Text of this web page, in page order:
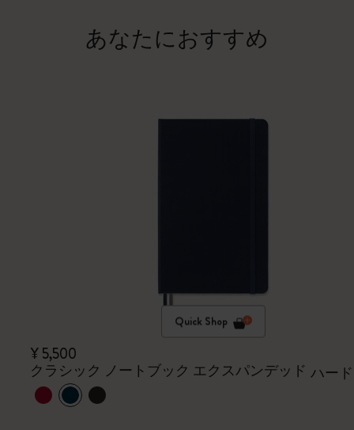
あなたにおすすめ
Quick Shop
¥ 5,500
クラシック ノートブック エクスパンデッド ハー